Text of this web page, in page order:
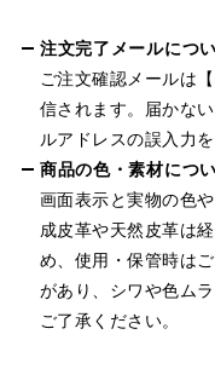
注文完了メールにつ
ご注文確認メールは
信されます。届かな
ルアドレスの誤入力
商品の色・素材につ
画面表示と実物の色
成皮革や天然皮革は
め、使用・保管時は
があり、シワや色ム
ご了承ください。